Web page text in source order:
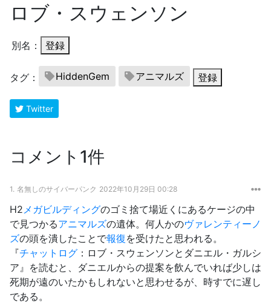
ロブ・スウェンソン
別名： 登録
タグ： HiddenGem アニマルズ 登録
Twitter
コメント1件
1. 名無しのサイバーパンク 2022年10月29日 00:28
H2 メガビルディングのゴミ捨て場近くにあるケージの中
で見つかるアニマルズの遺体。何人かのヴァレンティーノ
ズの頭を潰したことで報復を受けたと思われる。
『チャットログ ：ロブ・スウェンソンとダニエル・ガルシ
ア』を読むと、ダニエルからの提案を飲んでいれば少しは
死期が遠のいたかもしれないと思わせるが、時すでに遅し
である。